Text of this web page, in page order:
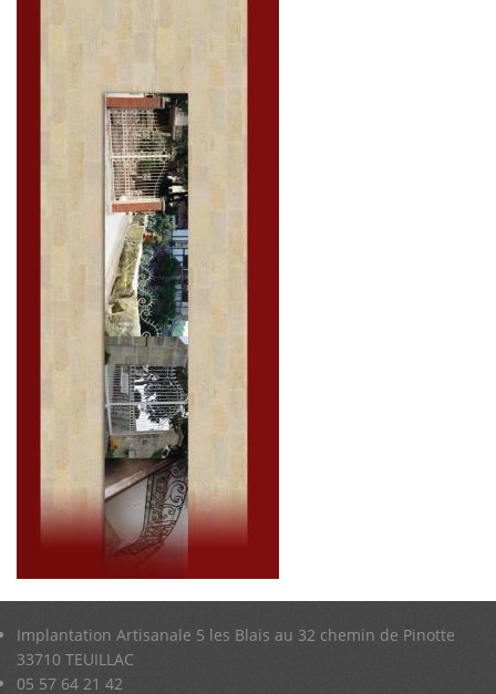
Implantation Artisanale 5 les Blais au 32 chemin de Pinotte
33710 TEUILLAC
05 57 64 21 42